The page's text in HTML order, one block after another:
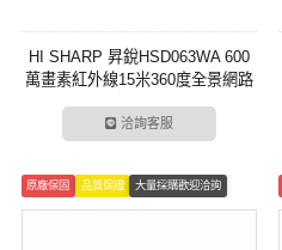
HI SHARP 昇銳HSD063WA 600
萬畫素紅外線15米360度全景網路
攝影機
洽詢客服
原廠保固 品質保證 大量採購歡迎洽詢